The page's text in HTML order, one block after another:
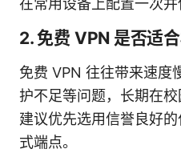
在常用设备上配置一次并
2. 免费 VPN 是否适合
免费 VPN 往往带来速度
护不足等问题，长期在校
建议优先选用信誉良好
式端点。